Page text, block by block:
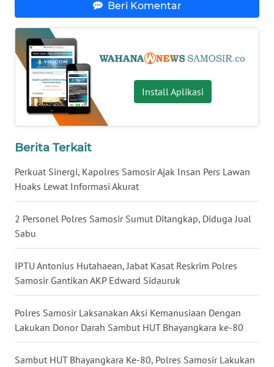
Beri Komentar
Install Aplikasi
Berita Terkait
Perkuat Sinergi, Kapolres Samosir Ajak Insan Pers Lawan
Hoaks Lewat Informasi Akurat
2 Personel Polres Samosir Sumut Ditangkap, Diduga Jual
Sabu
IPTU Antonius Hutahaean, Jabat Kasat Reskrim Polres
Samosir Gantikan AKP Edward Sidauruk
Polres Samosir Laksanakan Aksi Kemanusiaan Dengan
Lakukan Donor Darah Sambut HUT Bhayangkara ke-80
Sambut HUT Bhayangkara Ke-80, Polres Samosir Lakukan
WN
SIMALUNGUN
WN
LABUHANBATU
TAPANULI
WN DELI
WN
TEBING
TINGGI
WN
PAKPAK
WN
KARAWANG